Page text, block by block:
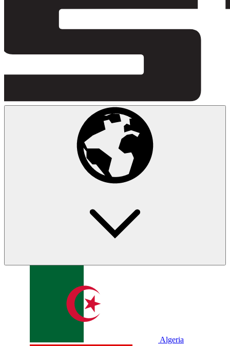
Algeria